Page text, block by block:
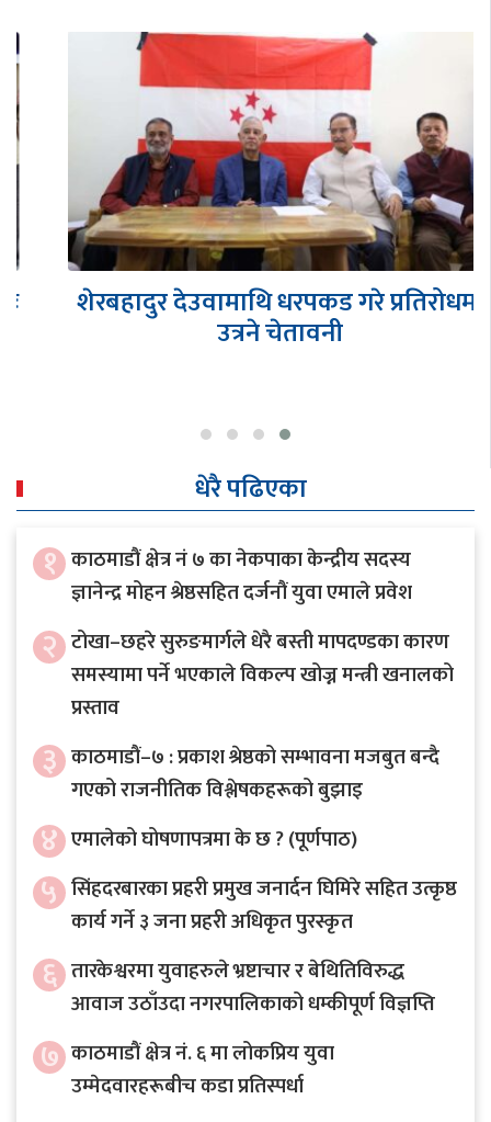
शेरबहादुर देउवामाथि धरपकड गरे प्रतिरोधमा
उत्रने चेतावनी
धेरै पढिएका
१ काठमाडौं क्षेत्र नं ७ का नेकपाका केन्द्रीय सदस्य
ज्ञानेन्द्र मोहन श्रेष्ठसहित दर्जनौं युवा एमाले प्रवेश
२ टोखा–छहरे सुरुङमार्गले धेरै बस्ती मापदण्डका कारण
समस्यामा पर्ने भएकाले विकल्प खोज्न मन्त्री खनालको
प्रस्ताव
३ काठमाडौं–७ : प्रकाश श्रेष्ठको सम्भावना मजबुत बन्दै
गएको राजनीतिक विश्लेषकहरूको बुझाइ
४ एमालेको घोषणापत्रमा के छ ? (पूर्णपाठ)
५ सिंहदरबारका प्रहरी प्रमुख जनार्दन घिमिरे सहित उत्कृष्ठ
कार्य गर्ने ३ जना प्रहरी अधिकृत पुरस्कृत
६ तारकेश्वरमा युवाहरुले भ्रष्टाचार र बेथितिविरुद्ध
आवाज उठाँउदा नगरपालिकाको धम्कीपूर्ण विज्ञप्ति
७ काठमाडौं क्षेत्र नं. ६ मा लोकप्रिय युवा
उम्मेदवारहरूबीच कडा प्रतिस्पर्धा